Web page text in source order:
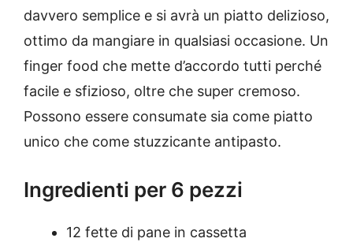
davvero semplice e si avrà un piatto delizioso,
ottimo da mangiare in qualsiasi occasione. Un
finger food che mette d’accordo tutti perché
facile e sfizioso, oltre che super cremoso.
Possono essere consumate sia come piatto
unico che come stuzzicante antipasto.
Ingredienti per 6 pezzi
12 fette di pane in cassetta